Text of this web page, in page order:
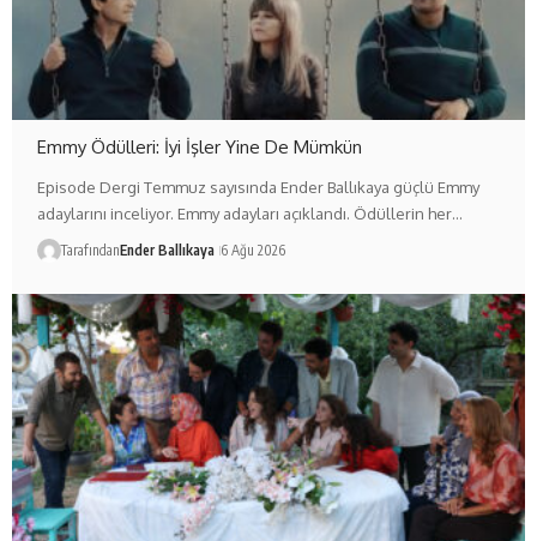
Emmy Ödülleri: İyi İşler Yine De Mümkün
Episode Dergi Temmuz sayısında Ender Ballıkaya güçlü Emmy
adaylarını inceliyor. Emmy adayları açıklandı. Ödüllerin her…
TarafındanEnder Ballıkaya 6 Ağu 2026